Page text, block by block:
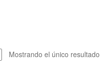
Mostrando el único resultado